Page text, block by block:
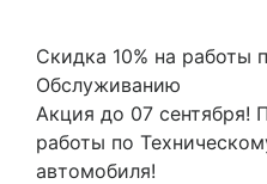
Скидка 10% на работы
Обслуживанию
Акция до 07 сентября!
работы по
автомобиля!